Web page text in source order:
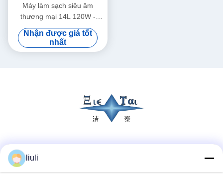
Máy làm sạch siêu âm
thương mại 14L 120W -
300W Máy làm sạch siêu âm
thông minh
Nhận được giá tốt
nhất
liuli